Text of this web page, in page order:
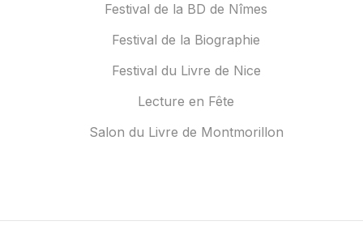
Festival de la BD de Nîmes
Festival de la Biographie
Festival du Livre de Nice
Lecture en Fête
Salon du Livre de Montmorillon